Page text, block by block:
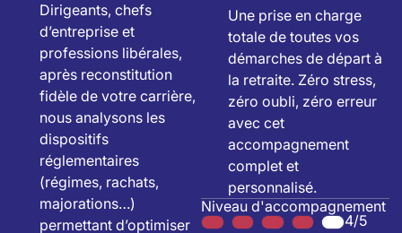
Dirigeants, chefs
d’entreprise et
professions libérales,
après reconstitution
fidèle de votre carrière,
nous analysons les
dispositifs
réglementaires
(régimes, rachats,
majorations…)
permettant d’optimiser
Une prise en charge
totale de toutes vos
démarches de départ à
la retraite. Zéro stress,
zéro oubli, zéro erreur
avec cet
accompagnement
complet et
personnalisé.
Niveau d'accompagnement
4/5